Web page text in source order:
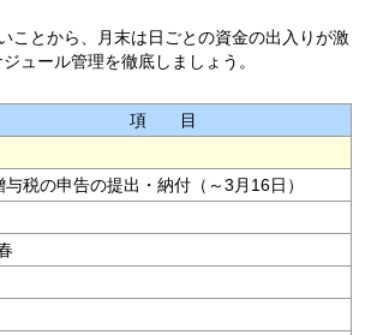
ことから、月末は日ごとの資金の出入りが激
ュール管理を徹底しましょう。
項 目
与税の申告の提出・納付（～3月16日）